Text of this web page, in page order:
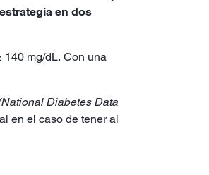
en dos
140 mg/dL. Con una
Diabetes Data
en el caso de tener al